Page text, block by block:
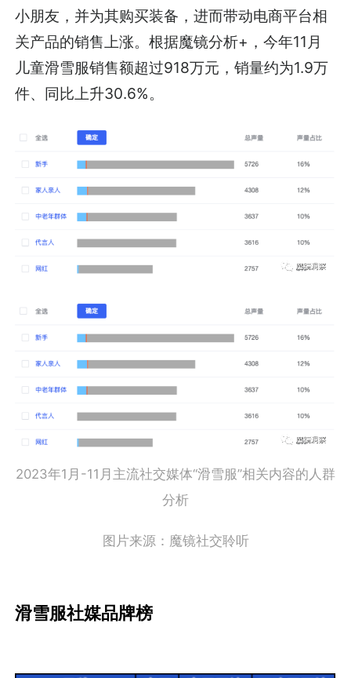
小朋友，并为其购买装备，进而带动电商平台相
关产品的销售上涨。根据魔镜分析+，今年11月
儿童滑雪服销售额超过918万元，销量约为1.9万
件、同比上升30.6%。
2023年1月-11月主流社交媒体“滑雪服”相关内容的人群
分析
图片来源：魔镜社交聆听
滑雪服社媒品牌榜